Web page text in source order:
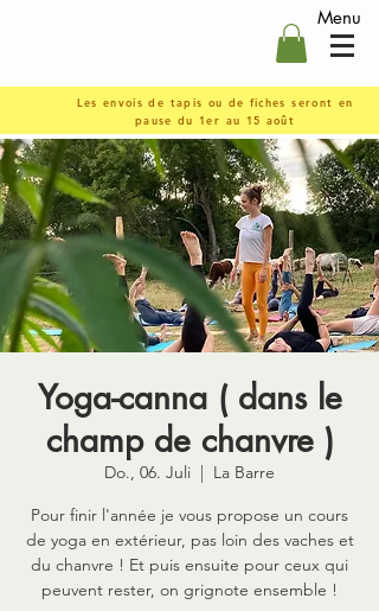
Menu
Les envois de tapis ou de fiches seront en
pause du 1er au 15 août
Yoga-canna ( dans le
champ de chanvre )
Do., 06. Juli
  |
La Barre
Pour finir l'année je vous propose un cours
de yoga en extérieur, pas loin des vaches et
du chanvre ! Et puis ensuite pour ceux qui
peuvent rester, on grignote ensemble !